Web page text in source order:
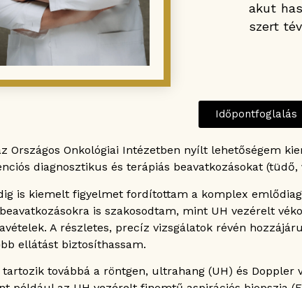
akut
szert
Időpontfoglalás
Országos Onkológiai Intézetben nyílt lehetőségem
diagnosztikus és terápiás beavatkozásokat (tüdő,
is kiemelt figyelmet fordítottam a komplex
is szakosodtam, mint UH vezérelt
A részletes, precíz vizsgálatok révén
ellátást biztosíthassam.
továbbá a röntgen, ultrahang (UH) és Doppler